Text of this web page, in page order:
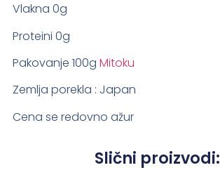
Vlakna 0g
Proteini 0g
Pakovanje 100g Mitoku
Zemlja porekla : Japan
Cena se redovno ažur
Slični proizvodi: